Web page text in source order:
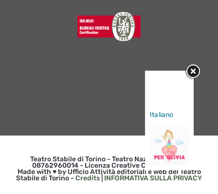
Teatro Stabile di Torino - Teatro Nazionale | p. iva
08762960014 - Licenza Creative Commons 3.0
Made with ♥ by Ufficio Attività editoriali e web del Teatro
Stabile di Torino - Credits INFORMATIVA SULLA PRIVACY
Italiano